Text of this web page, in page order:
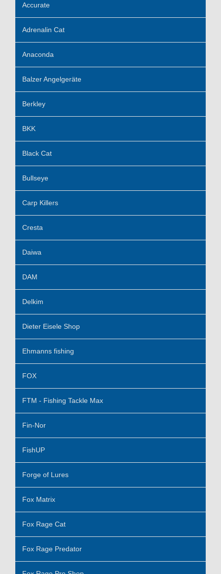
Accurate
Adrenalin Cat
Anaconda
Balzer Angelgeräte
Berkley
BKK
Black Cat
Bullseye
Carp Killers
Cresta
Daiwa
DAM
Delkim
Dieter Eisele Shop
Ehmanns fishing
FOX
FTM - Fishing Tackle Max
Fin-Nor
FishUP
Forge of Lures
Fox Matrix
Fox Rage Cat
Fox Rage Predator